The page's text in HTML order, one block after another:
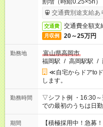
割増（時給0.25×5h）
交通費別途支給あ
交通費 交通費全額支
月収例 20～25万円
勤務地
富山県高岡市
福岡駅 / 高岡駅駅 /
≪自宅からドアto
します。
勤務時間
▽シフト例 ・16:30
での最初のうちは日勤からのスタ
今ご覧のお仕事で希
時間。 合計で週40
期間
【積極採用中！急募